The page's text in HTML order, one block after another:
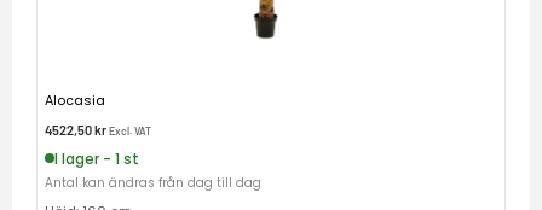
Alocasia
4522,50krExcl. VAT
I lager - 1 st
Antal kan ändras från dag till dag